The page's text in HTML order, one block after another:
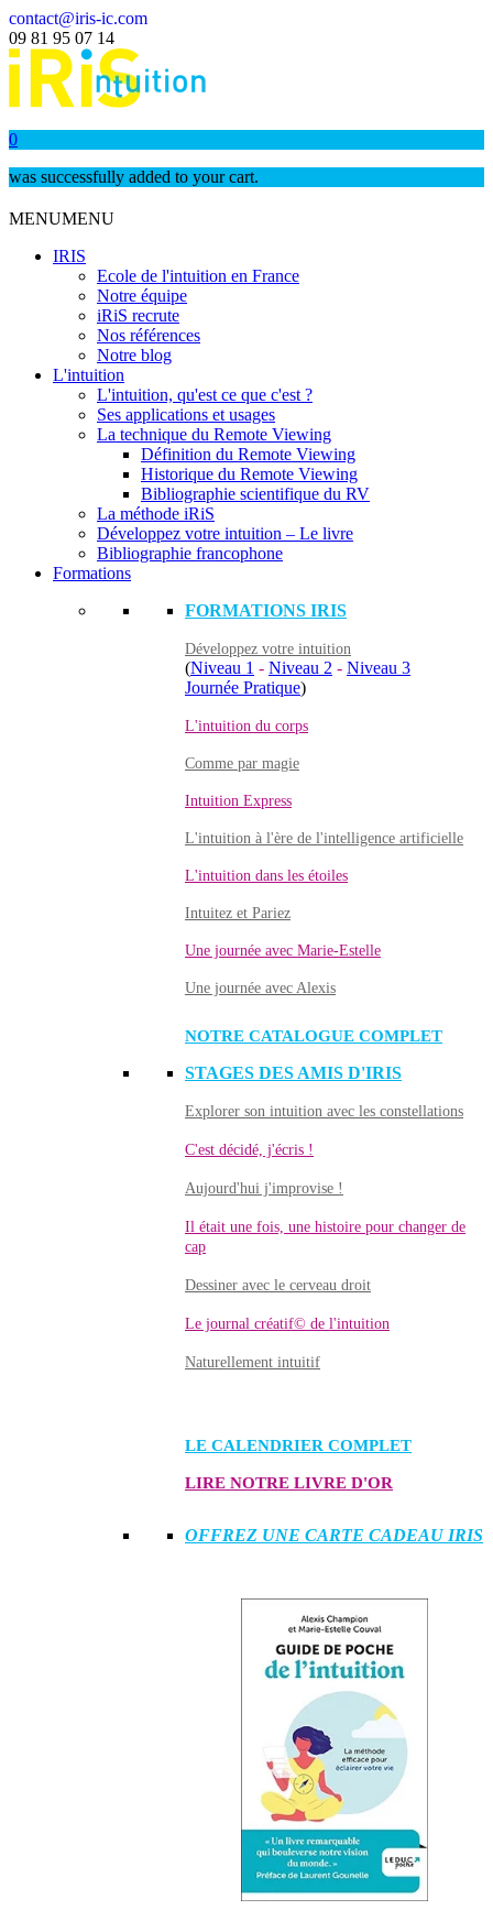
contact@iris-ic.com
09 81 95 07 14
0
was successfully added to your cart.
MENUMENU
IRIS
Ecole de l'intuition en France
Notre équipe
iRiS recrute
Nos références
Notre blog
L'intuition
L'intuition, qu'est ce que c'est ?
Ses applications et usages
La technique du Remote Viewing
Définition du Remote Viewing
Historique du Remote Viewing
Bibliographie scientifique du RV
La méthode iRiS
Développez votre intuition – Le livre
Bibliographie francophone
Formations
FORMATIONS IRIS
Développez votre intuition
(Niveau 1 - Niveau 2 - Niveau 3
Journée Pratique)
L'intuition du corps
Comme par magie
Intuition Express
L'intuition à l'ère de l'intelligence artificielle
L'intuition dans les étoiles
Intuitez et Pariez
Une journée avec Marie-Estelle
Une journée avec Alexis
NOTRE CATALOGUE COMPLET
STAGES DES AMIS D'IRIS
Explorer son intuition avec les constellations
C'est décidé, j'écris !
Aujourd'hui j'improvise !
Il était une fois, une histoire pour changer de
cap
Dessiner avec le cerveau droit
Le journal créatif© de l'intuition
Naturellement intuitif
LE CALENDRIER COMPLET
LIRE NOTRE LIVRE D'OR
OFFREZ UNE CARTE CADEAU IRIS